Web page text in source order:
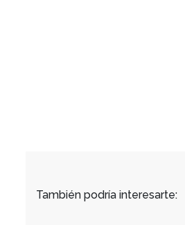
También podría interesarte: